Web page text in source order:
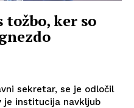
tožbo, ker so
sekretar, se je odločil
je institucija navkljub